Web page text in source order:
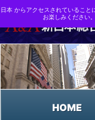
HOME
日本 からアクセスされていること
お楽しみください。